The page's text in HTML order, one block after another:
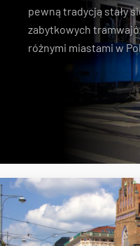
pewną tradycją stały
zabytkowych
różnymi miastami w
Konstal N